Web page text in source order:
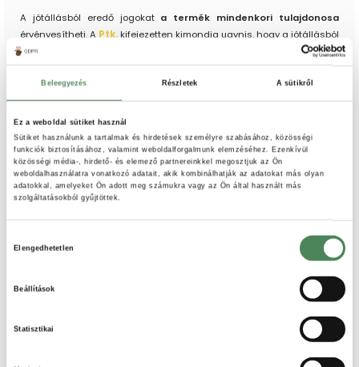
Beleegyezés Részletek A sütikről
Ez a weboldal sütiket használ
Sütiket használunk a tartalmak és hirdetések személyre szabásához, közösségi
funkciók biztosításához, valamint weboldalforgalmunk elemzéséhez. Ezenkívül
közösségi média-, hirdető- és elemező partnereinkkel megosztjuk az Ön
weboldalhasználatra vonatkozó adatait, akik kombinálhatják az adatokat más olyan
adatokkal, amelyeket Ön adott meg számukra vagy az Ön által használt más
szolgáltatásokból gyűjtöttek.
Elengedhetetlen
Beállítások
Statisztikai
A jótállásból eredő jogokat a termék mindenkori tulajdonosa
érvényesítheti. A Ptk.kifejezetten kimondja ugynis, hogy a jótállásból
eredő jogokat a dolog tulajdonjogának átruházása esetén az új
tulajdonos érvényesítheti a jótállást vállaló kötelezettel szemben.
Ez azt jelenti, hogy ha a terméket ajándékba adták, akkor a
megajándékozott is jogosulta hibát bejelenteni és jótállási jogait
gyakorolni.
Ehhez azonban neki is szüksége lesz a vásárlást igazoló
dokumentumokra (jótállási jegy, vagy számla).
Kellékszavatosság esetén
Jogilag tehát a hibás teljesítéssel kapcsolatos kellékszavatossági
igények azt illetik meg, aki a terméket megvásárolta, önmagában a
dolog tulajdonának átruházásával azonban az eredeti tulajdonost
megillető kellékszavatossági jogok nem szállnak át az új
terméket megvásárló) a kellékszavatossági igényét másra